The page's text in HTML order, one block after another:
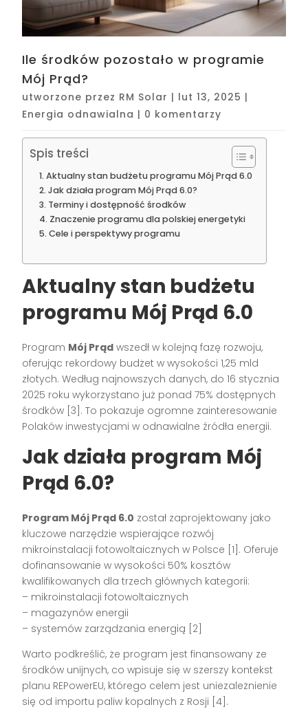
Ile środków pozostało w programie
Mój Prąd?
utworzone przez RM Solar | lut 13, 2025 |
Energia odnawialna | 0 komentarzy
Spis treści
Aktualny stan budżetu programu Mój Prąd 6.0
Jak działa program Mój Prąd 6.0?
Terminy i dostępność środków
Znaczenie programu dla polskiej energetyki
Cele i perspektywy programu
Aktualny stan budżetu
programu Mój Prąd 6.0
Program Mój Prąd wszedł w kolejną fazę rozwoju,
oferując rekordowy budżet w wysokości 1,25 mld
złotych. Według najnowszych danych, do 16 stycznia
2025 roku wykorzystano już ponad 75% dostępnych
środków [3]. To pokazuje ogromne zainteresowanie
Polaków inwestycjami w odnawialne źródła energii.
Jak działa program Mój
Prąd 6.0?
Program Mój Prąd 6.0 został zaprojektowany jako
kluczowe narzędzie wspierające rozwój
mikroinstalacji fotowoltaicznych w Polsce [1]. Oferuje
dofinansowanie w wysokości 50% kosztów
kwalifikowanych dla trzech głównych kategorii:
– mikroinstalacji fotowoltaicznych
– magazynów energii
– systemów zarządzania energią [2]
Warto podkreślić, że program jest finansowany ze
środków unijnych, co wpisuje się w szerszy kontekst
planu REPowerEU, którego celem jest uniezależnienie
się od importu paliw kopalnych z Rosji [4].